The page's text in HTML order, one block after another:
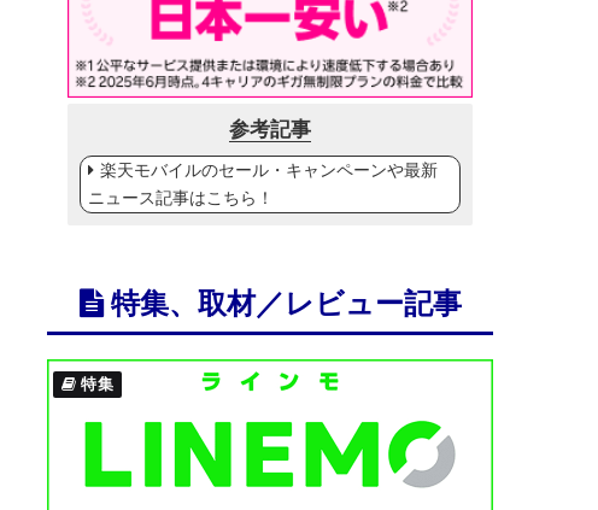
参考記事
楽天モバイルのセール・キャンペーンや最新
ニュース記事はこちら！
特集、取材／レビュー記事
特集